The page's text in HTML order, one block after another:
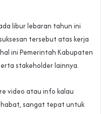
libur lebaran tahun ini
tersebut atas kerja
ini Pemerintah Kabupaten
stakeholder lainnya.
video atau info kalau
sangat tepat untuk